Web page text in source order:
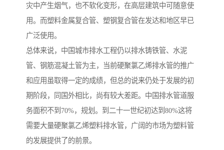
灾中产生烟气，也不软化变形，在高层建筑中可随意使
用。而塑料金属复合管、塑钢复合管在发达和地区早已
广泛使用。
总体来说，中国城市排水工程仍以排水铸铁管、水泥
管、钢筋混凝土管为主，当前硬聚氯乙烯排水管的推广
和应用虽取得一定的成绩，但总的说来仍处于发展的初
期阶段，同国外相比，尚有较大差距。中国排水管道服
务面积不到70%，规划。到二十一世纪初达到80%这将
需要大量硬聚氯乙烯塑料排水管，广阔的市场为塑料管
的发展提供了的前景。